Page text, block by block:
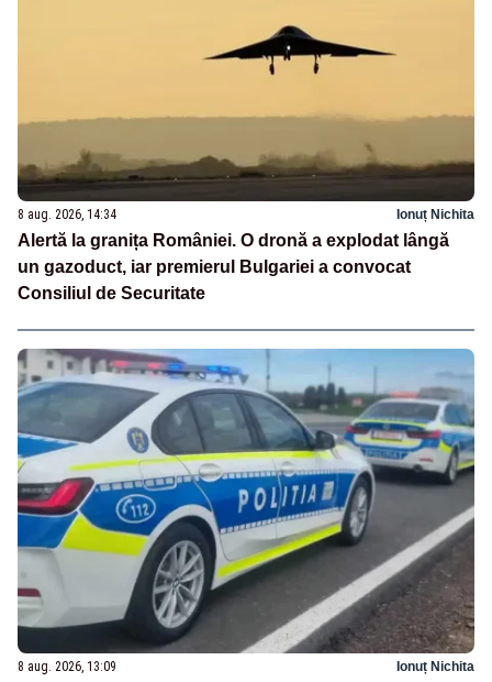
8 aug. 2026, 14:34 Ionuț Nichita
Alertă la granița României. O dronă a explodat lângă
un gazoduct, iar premierul Bulgariei a convocat
Consiliul de Securitate
8 aug. 2026, 13:09 Ionuț Nichita